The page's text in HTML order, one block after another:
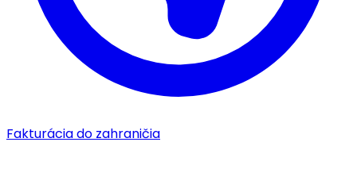
Fakturácia do zahraničia